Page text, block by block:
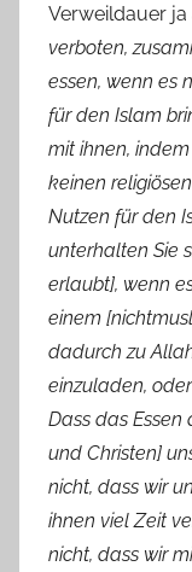
Verweildauer ja
verboten,
essen, wenn es
für den Islam
mit ihnen,
keinen
Nutzen für den
unterhalten Sie
erlaubt], wenn
einem
dadurch zu
einzuladen,
Dass das
und Christen]
nicht, dass wir
ihnen viel Zeit
nicht, dass wir